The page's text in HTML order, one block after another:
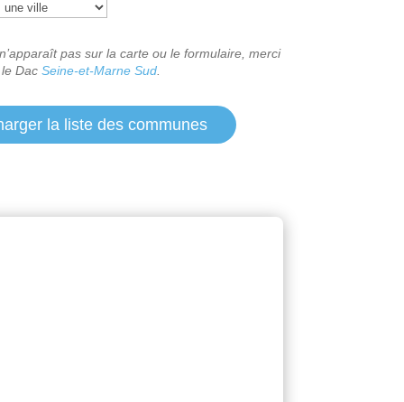
pas sur la carte ou le formulaire, merci
Dac Seine-et-Marne Sud.
la liste des communes